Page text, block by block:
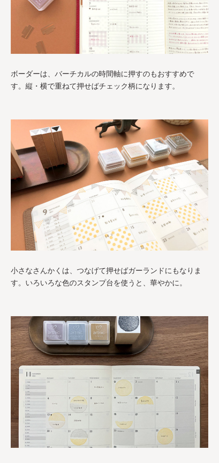
ボーダーは、バーチカルの時間軸に押すのもおすすめで
す。縦・横で重ねて押せばチェック柄になります。
小さなさんかくは、つなげて押せばガーランドにもなりま
す。いろいろな色のスタンプ台を使うと、華やかに。